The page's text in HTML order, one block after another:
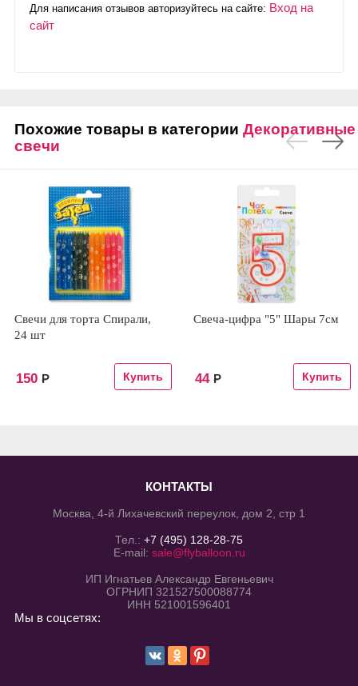
Для написания отзывов авторизуйтесь на сайте: Вход на
сайт
Похожие товары в категории Декоративные
свечи
Свечи для торта Спирали,
24 шт
150 Р
Свеча-цифра "5" Шары 7см
44 Р
КОНТАКТЫ
Москва, 4-й Лихачевский переулок, дом 2, стр 1
Тел.: +7 (495) 128-28-75
E-mail: sale@flyballoon.ru
ИП Игнатьев Александр Евгеньевич
ОГРНИП 321527500088774
ИНН 521001596401
Мы в соцсетях: